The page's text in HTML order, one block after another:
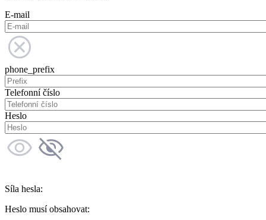
E-mail
phone_prefix
Telefonní číslo
Heslo
Síla hesla:
Heslo musí obsahovat: